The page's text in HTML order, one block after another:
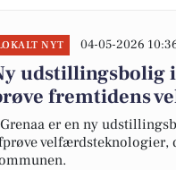
NYT 04-05-2026
udstillingsbolig
fremtidens
er en ny
velfærdsteknologier,